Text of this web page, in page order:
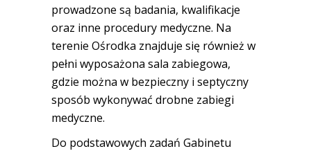
prowadzone są badania, kwalifikacje
oraz inne procedury medyczne. Na
terenie Ośrodka znajduje się również w
pełni wyposażona sala zabiegowa,
gdzie można w bezpieczny i septyczny
sposób wykonywać drobne zabiegi
medyczne.
Do podstawowych zadań Gabinetu